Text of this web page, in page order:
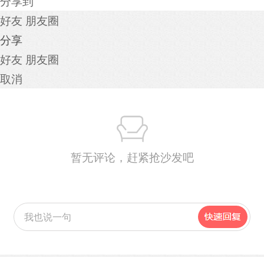
好友 朋友圈
分享
好友 朋友圈
取消
暂无评论，赶紧抢沙发吧